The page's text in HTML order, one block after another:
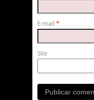
E-mail *
Site